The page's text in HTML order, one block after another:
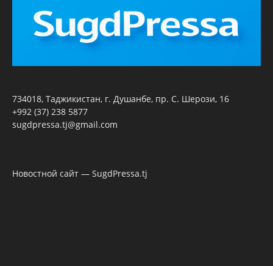
734018, Таджикистан, г. Душанбе, пр. С. Шерози, 16
+992 (37) 238 5877
sugdpressa.tj@gmail.com
Новостной сайт — SugdPressa.tj